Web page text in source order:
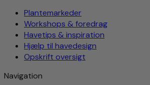
Plantemarkeder
Workshops & foredrag
Havetips & inspiration
Hjælp til havedesign
Opskrift oversigt
Navigation